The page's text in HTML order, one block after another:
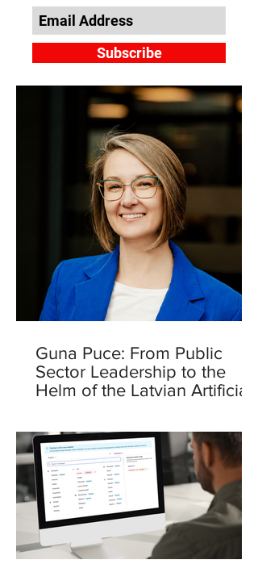
Subscribe
Guna Puce: From Public
Sector Leadership to the
Helm of the Latvian Artificial